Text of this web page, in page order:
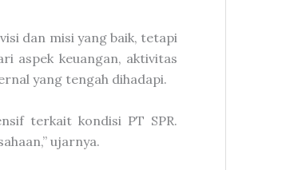
dan misi yang baik, tetapi
aspek keuangan, aktivitas
yang tengah dihadapi.
terkait kondisi PT SPR.
ujarnya.